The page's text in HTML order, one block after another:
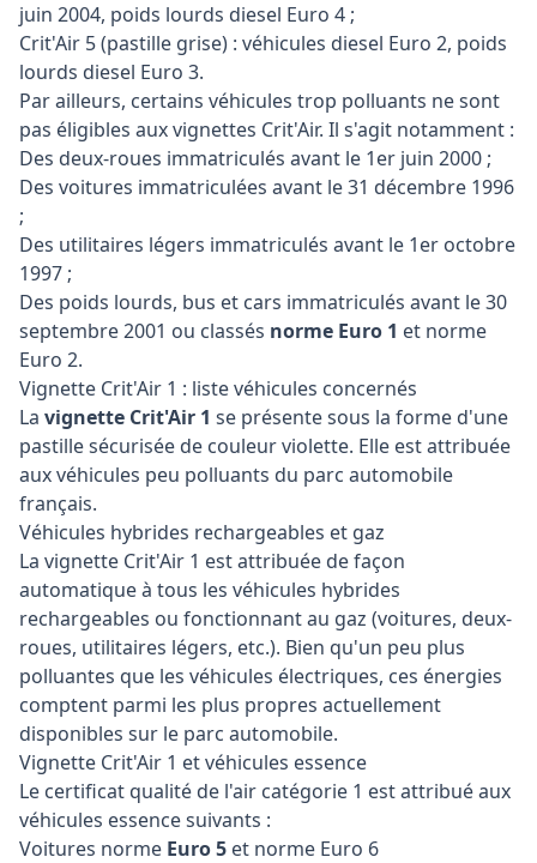
juin 2004, poids lourds diesel Euro 4 ;
Crit'Air 5 (pastille grise) : véhicules diesel Euro 2, poids
lourds diesel Euro 3.
Par ailleurs, certains véhicules trop polluants ne sont
pas éligibles aux vignettes Crit'Air. Il s'agit notamment :
Des deux-roues immatriculés avant le 1er juin 2000 ;
Des voitures immatriculées avant le 31 décembre 1996
;
Des utilitaires légers immatriculés avant le 1er octobre
1997 ;
Des poids lourds, bus et cars immatriculés avant le 30
septembre 2001 ou classés norme Euro 1 et norme
Euro 2.
Vignette Crit'Air 1 : liste véhicules concernés
La vignette Crit'Air 1 se présente sous la forme d'une
pastille sécurisée de couleur violette. Elle est attribuée
aux véhicules peu polluants du parc automobile
français.
Véhicules hybrides rechargeables et gaz
La vignette Crit'Air 1 est attribuée de façon
automatique à tous les véhicules hybrides
rechargeables ou fonctionnant au gaz (voitures, deux-
roues, utilitaires légers, etc.). Bien qu'un peu plus
polluantes que les véhicules électriques, ces énergies
comptent parmi les plus propres actuellement
disponibles sur le parc automobile.
Vignette Crit'Air 1 et véhicules essence
Le certificat qualité de l'air catégorie 1 est attribué aux
véhicules essence suivants :
Voitures norme Euro 5 et norme Euro 6